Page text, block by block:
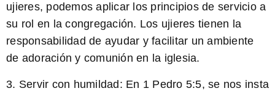
ujieres, podemos aplicar los principios de servicio a
su rol en la congregación. Los ujieres tienen la
responsabilidad de ayudar y facilitar un ambiente
de adoración y comunión en la iglesia.
3. Servir con humildad: En 1 Pedro 5:5, se nos insta